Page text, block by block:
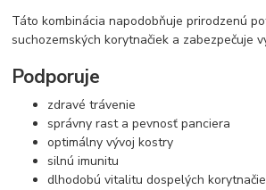
Táto kombinácia napodobňuje prirodzenú
suchozemských korytnačiek a zabezpečuje
Podporuje
zdravé trávenie
správny rast a pevnosť panciera
optimálny vývoj kostry
silnú imunitu
dlhodobú vitalitu dospelých